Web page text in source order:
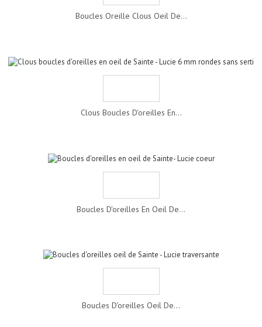
Boucles Oreille Clous Oeil De...
Clous Boucles D'oreilles En...
Boucles D'oreilles En Oeil De...
Boucles D'oreilles Oeil De...